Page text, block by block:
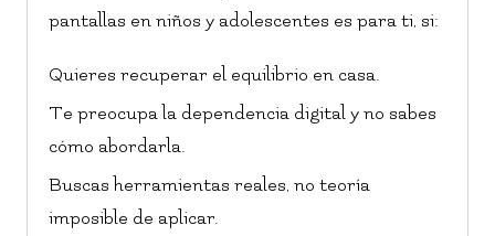
pantallas en niños y adolescentes es para ti, si:
Quieres recuperar el equilibrio en casa.
Te preocupa la dependencia digital y no sabes
cómo abordarla.
Buscas herramientas reales, no teoría
imposible de aplicar.